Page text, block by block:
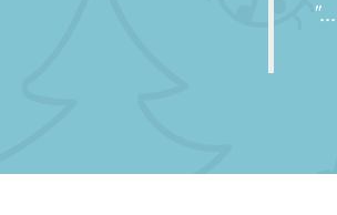
"...